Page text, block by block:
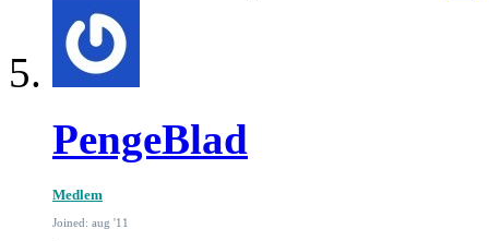
PengeBlad
Medlem
Joined: aug '11